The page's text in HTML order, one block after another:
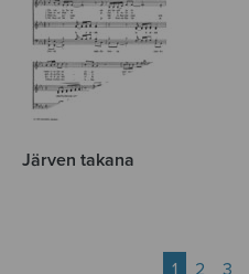
Järven takana
1 2 3